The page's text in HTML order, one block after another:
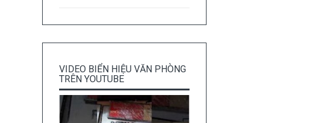
VIDEO BIỂN HIỆU VĂN PHÒNG
TRÊN YOUTUBE